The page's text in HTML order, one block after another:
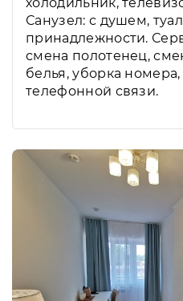
холодильник,
Санузел: с душем,
принадлежности.
смена полотенец,
белья, уборка
телефонной связи.